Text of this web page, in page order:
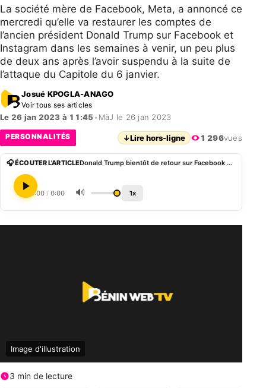
La société mère de Facebook, Meta, a annoncé ce
mercredi qu’elle va restaurer les comptes de
l’ancien président Donald Trump sur Facebook et
Instagram dans les semaines à venir, un peu plus
de deux ans après l’avoir suspendu à la suite de
l’attaque du Capitole du 6 janvier.
Josué KPOGLA-ANAGO
Voir tous ses articles
Le 26 jan 2023 à 11:45 • MàJ le 26 jan 2023
PERSONNALITÉS ↓Lire hors-ligne 1 296vues
🎧 ÉCOUTER L'ARTICLE Donald Trump bientôt de retour sur Facebook et Instagram après 2 ans de suspension
0:00 / 0:00 🔊 1x
Image d'illustration
3 min de lecture